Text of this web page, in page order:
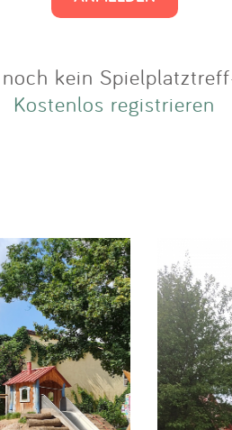
kein
Kostenlos registrieren